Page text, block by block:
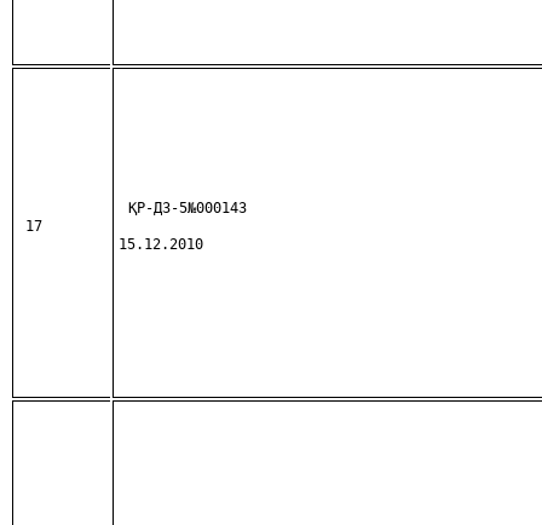
17
ҚР-ДЗ-5№000143
15.12.2010